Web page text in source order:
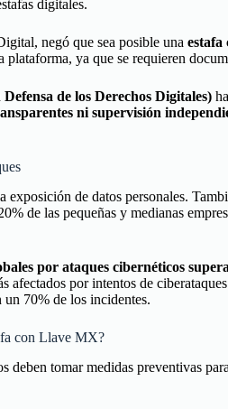
digitales.
negó que sea posible una
ya que se requieren
de los Derechos Digitales)
ni supervisión
exposición de datos personales.
de las pequeñas y medianas
por ataques cibernéticos
afectados por intentos de
un 70% de los incidentes.
con Llave MX?
deben tomar medidas preventivas para